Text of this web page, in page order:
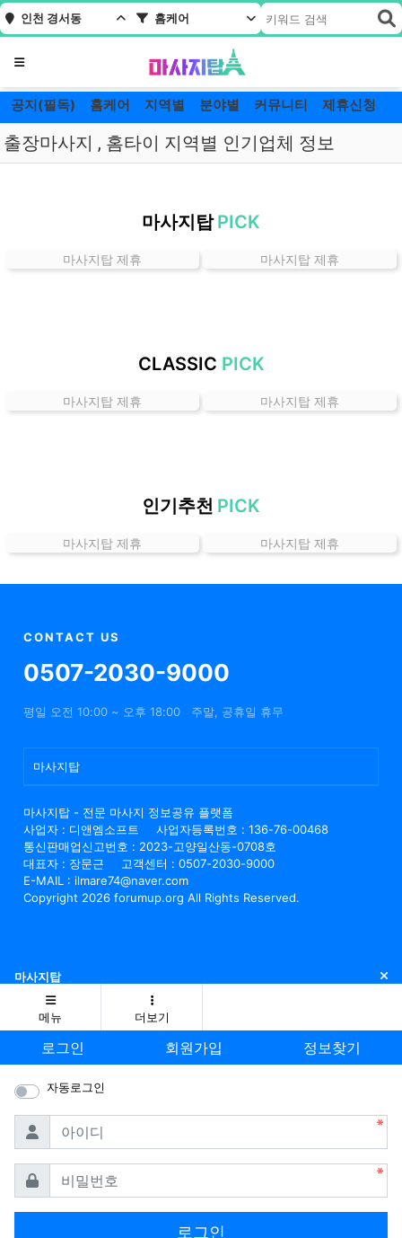
인천 경서동 홈케어
메뉴
공지(필독) 홈케어 지역별 분야별 커뮤니티 제휴신청
출장마사지 , 홈타이 지역별 인기업체 정보
동
곳
인
보
마사지탑 PICK
마사지탑 제휴 마사지탑 제휴
CLASSIC PICK
마사지탑 제휴 마사지탑 제휴
인기추천 PICK
마사지탑 제휴 마사지탑 제휴
CONTACT US
0507-2030-9000
평일 오전 10:00 ~ 오후 18:00 주말, 공휴일 휴무
마사지탑
마사지탑 - 전문 마사지 정보공유 플랫폼
사업자 : 디앤엠소프트
사업자등록번호 : 136-76-00468
통신판매업신고번호 : 2023-고양일산동-0708호
대표자 : 장문근
고객센터 : 0507-2030-9000
E-MAIL : ilmare74@naver.com
Copyright 2026 forumup.org All Rights Reserved.
마사지탑 닫
메뉴 더보기
로그인 회원가입 정보찾기
자동로그인
아이디
비밀번호
로그인